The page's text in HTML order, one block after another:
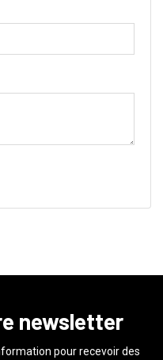
newsletter
pour recevoir des